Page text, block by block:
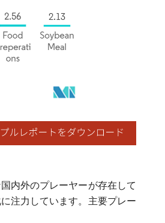
内外のプレーヤーが存在して
注力しています。主要プレー